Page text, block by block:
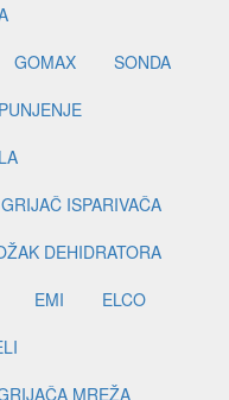
GOMAX
SONDA
GRIJAČ ISPARIVAČA
DEHIDRATORA
EMI
ELCO
MREŽA